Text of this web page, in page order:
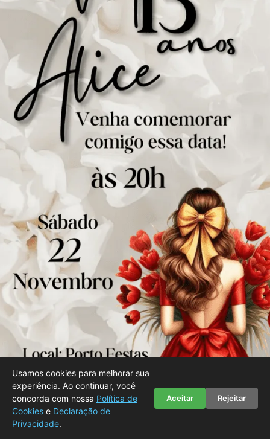
Uma combinação de cores poderosa e apaixonante.
Este modelo com fundo branco, flores vermelhas
Usamos cookies para melhorar sua
experiência. Ao continuar, você
concorda com nossa Política de
Cookies e Declaração de
Privacidade.
Aceitar Rejeitar